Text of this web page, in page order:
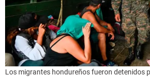
Los migrantes hondureños fueron detenidos